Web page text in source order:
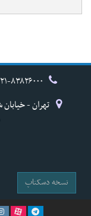
نسخه دسکتاپ